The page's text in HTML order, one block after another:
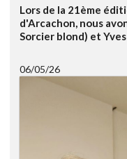
Lors de la 21ème
d'Arcachon, nous
Sorcier blond) et
06/05/26